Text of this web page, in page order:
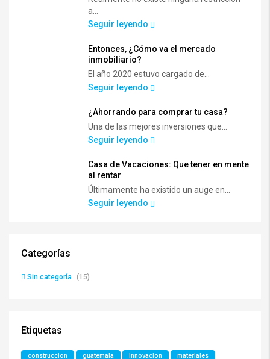
a...
Seguir leyendo
Entonces, ¿Cómo va el mercado
inmobiliario?
El año 2020 estuvo cargado de...
Seguir leyendo
¿Ahorrando para comprar tu casa?
Una de las mejores inversiones que...
Seguir leyendo
Casa de Vacaciones: Que tener en mente
al rentar
Últimamente ha existido un auge en...
Seguir leyendo
Categorías
Sin categoría (15)
Etiquetas
construccion guatemala innovacion materiales